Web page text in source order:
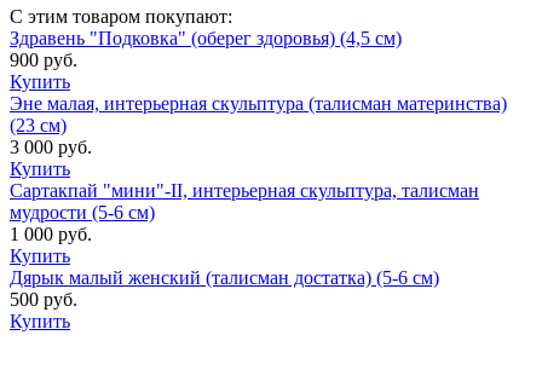
С этим товаром покупают:
Здравень "Подковка" (оберег здоровья) (4,5 см)
900 руб.
Купить
Эне малая, интерьерная скульптура (талисман материнства)
(23 см)
3 000 руб.
Купить
Сартакпай "мини"-II, интерьерная скульптура, талисман
мудрости (5-6 см)
1 000 руб.
Купить
Дярык малый женский (талисман достатка) (5-6 см)
500 руб.
Купить